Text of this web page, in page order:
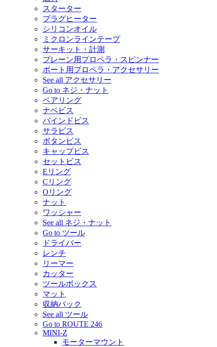
スターター
プラグヒーター
シリコンオイル
ミクロンラインテープ
サーキット・計測
プレーン用プロペラ・スピンナー
ボート用プロペラ・アクセサリー
See all アクセサリー
Go to ネジ・ナット
ベアリング
ナベビス
バインドビス
サラビス
ボタンビス
キャップビス
セットビス
Eリング
Cリング
Oリング
ナット
ワッシャー
See all ネジ・ナット
Go to ツール
ドライバー
レンチ
リーマー
カッター
ツールボックス
マット
収納バック
See all ツール
Go to ROUTE 246
MINI-Z
モーターマウント